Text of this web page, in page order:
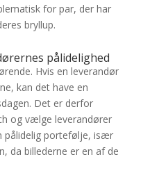
for par, der har
bryllup.
pålidelighed
Hvis en leverandør
kan det have en
Det er derfor
og vælge leverandører
pålidelig portefølje, især
da billederne er en af de